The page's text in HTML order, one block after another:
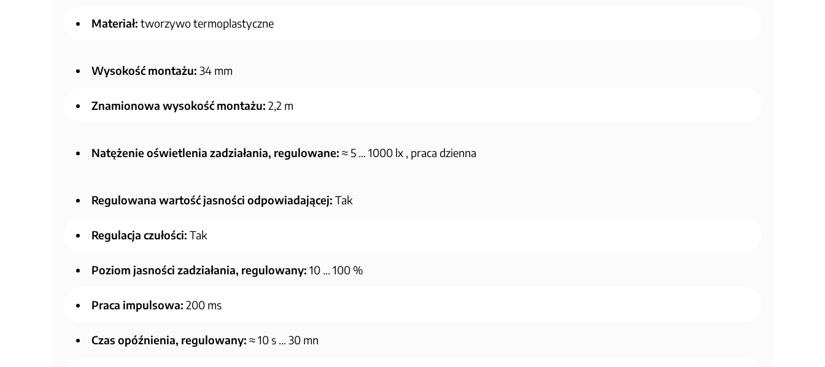
Materiał: tworzywo termoplastyczne
Wysokość montażu: 34 mm
Znamionowa wysokość montażu: 2,2 m
Natężenie oświetlenia zadziałania, regulowane: ≈ 5 … 1000 lx , praca dzienna
Regulowana wartość jasności odpowiadającej: Tak
Regulacja czułości: Tak
Poziom jasności zadziałania, regulowany: 10 … 100 %
Praca impulsowa: 200 ms
Czas opóźnienia, regulowany: ≈ 10 s … 30 mn